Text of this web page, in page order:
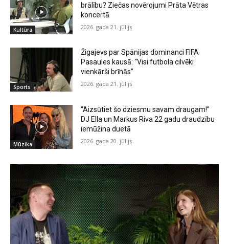
Kultūra
brālību? Ziečas novērojumi Prāta Vētras
koncertā
2026. gada 21. jūlijs
Sports
Žigajevs par Spānijas dominanci FIFA
Pasaules kausā: “Visi futbola cilvēki
vienkārši brīnās”
2026. gada 21. jūlijs
Mūzika
“Aizsūtiet šo dziesmu savam draugam!”
DJ Ella un Markus Riva 22 gadu draudzību
iemūžina duetā
2026. gada 20. jūlijs